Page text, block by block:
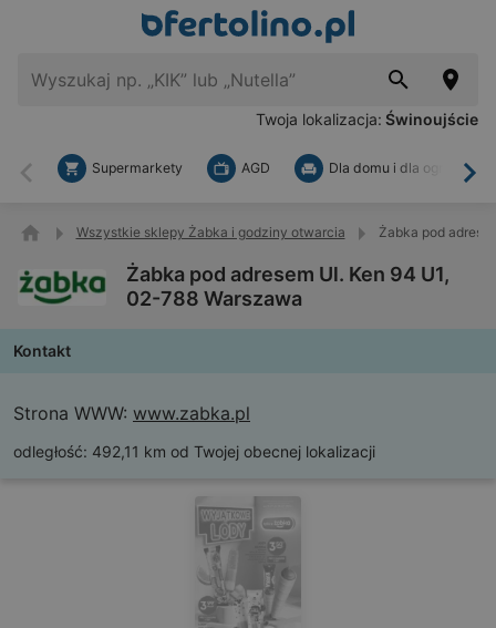
Twoja lokalizacja: Świnoujście
Wstecz
Supermarkety AGD Dla domu i dla ogrodu
Wszystkie sklepy Żabka i godziny otwarcia Żabka pod
Żabka pod adresem Ul. Ken 94 U1,
02-788 Warszawa
Kontakt
Strona WWW: www.zabka.pl
odległość: 492,11 km od Twojej obecnej lokalizacji